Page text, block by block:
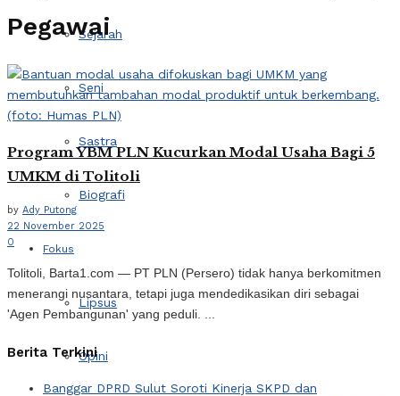
Sejarah
Seni
Sastra
Biografi
Fokus
Lipsus
Opini
Pegawai
Program YBM PLN Kucurkan Modal Usaha Bagi 5
UMKM di Tolitoli
by Ady Putong
22 November 2025
0
Tolitoli, Barta1.com — PT PLN (Persero) tidak hanya berkomitmen
menerangi nusantara, tetapi juga mendedikasikan diri sebagai
'Agen Pembangunan' yang peduli. ...
Berita Terkini
Banggar DPRD Sulut Soroti Kinerja SKPD dan